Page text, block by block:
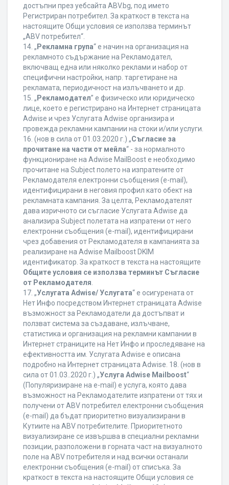
достъпни през уебсайта ABV.bg, под името
Регистриран потребител. За краткост в текста на
настоящите Общи условия се използва терминът
„ABV потребител“.
14. „ Рекламна група“ е начин на организация на
рекламното съдържание на Рекламодател,
включващ една или няколко реклами и набор от
специфични настройки, напр. таргетиране на
рекламата, периодичност на излъчването и др.
15. „ Рекламодател” е физическо или юридическо
лице, което е регистрирано на Интернет страницата
Adwise и чрез Услугата Adwise организира и
провежда рекламни кампании на стоки и/или услуги.
16. (нов в сила от 01.03.2020 г.) „Съгласие за
прочитане на части от мейла“ - за нормалното
функциониране на Adwise MailBoost е необходимо
прочитане на Subject полето на изпратените от
Рекламодателя електронни съобщения (e-mail),
идентифицирани в неговия профил като обект на
рекламната кампания. За целта, Рекламодателят
дава изричното си съгласие Услугата Adwise да
анализира Subject полетата на изпратени от него
електронни съобщения (e-mail), идентифицирани
чрез добавения от Рекламодателя в кампанията за
реализиране на Adwise Mailboost DKIM
идентификатор. За краткост в текста на настоящите
Общите условия се използва терминът Съгласие
от Рекламодателя
17. „Услугата Adwise/ Услугата“ е осигурената от
Нет Инфо посредством Интернет страницата Adwise
възможност за Рекламодатели да достъпват и
ползват система за създаване, излъчване,
статистика и организация на рекламни кампании в
Интернет страниците на Нет Инфо и проследяване на
ефективността им. Услугата Adwise е описана
подробно на Интернет страницата Adwise. 18. (нов в
сила от 01.03..2020 г.) „Услуга Adwise Mailboost“
(Популяризиране на e-mail) е услуга, която дава
възможност на Рекламодателите изпратени от тях и
получени от ABV потребител електронни съобщения
(e-mail) да бъдат приоритетно визуализирани в
Кутиите на ABV потребителите. Приоритетното
визуализиране се извършва в специални рекламни
позиции, разположени в горната част на визуалното
поле на ABV потребителя и над всички останали
електронни съобщения (e-mail) от списъка. За
краткост в текста на настоящите Общи условия се